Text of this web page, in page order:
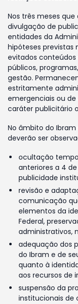
Nos três meses
divulgação de
entidades da
hipóteses previstas
evitados
públicos,
gestão.
estritamente
emergenciais ou
caráter publicitário
No âmbito do
deverão ser
ocultação
anteriores a 4
publicidade
revisão e
comunicação
elementos da
Federal,
administrativos,
adequação dos
do Ibram e de
quanto à
aos recursos de
suspensão da
institucionais de